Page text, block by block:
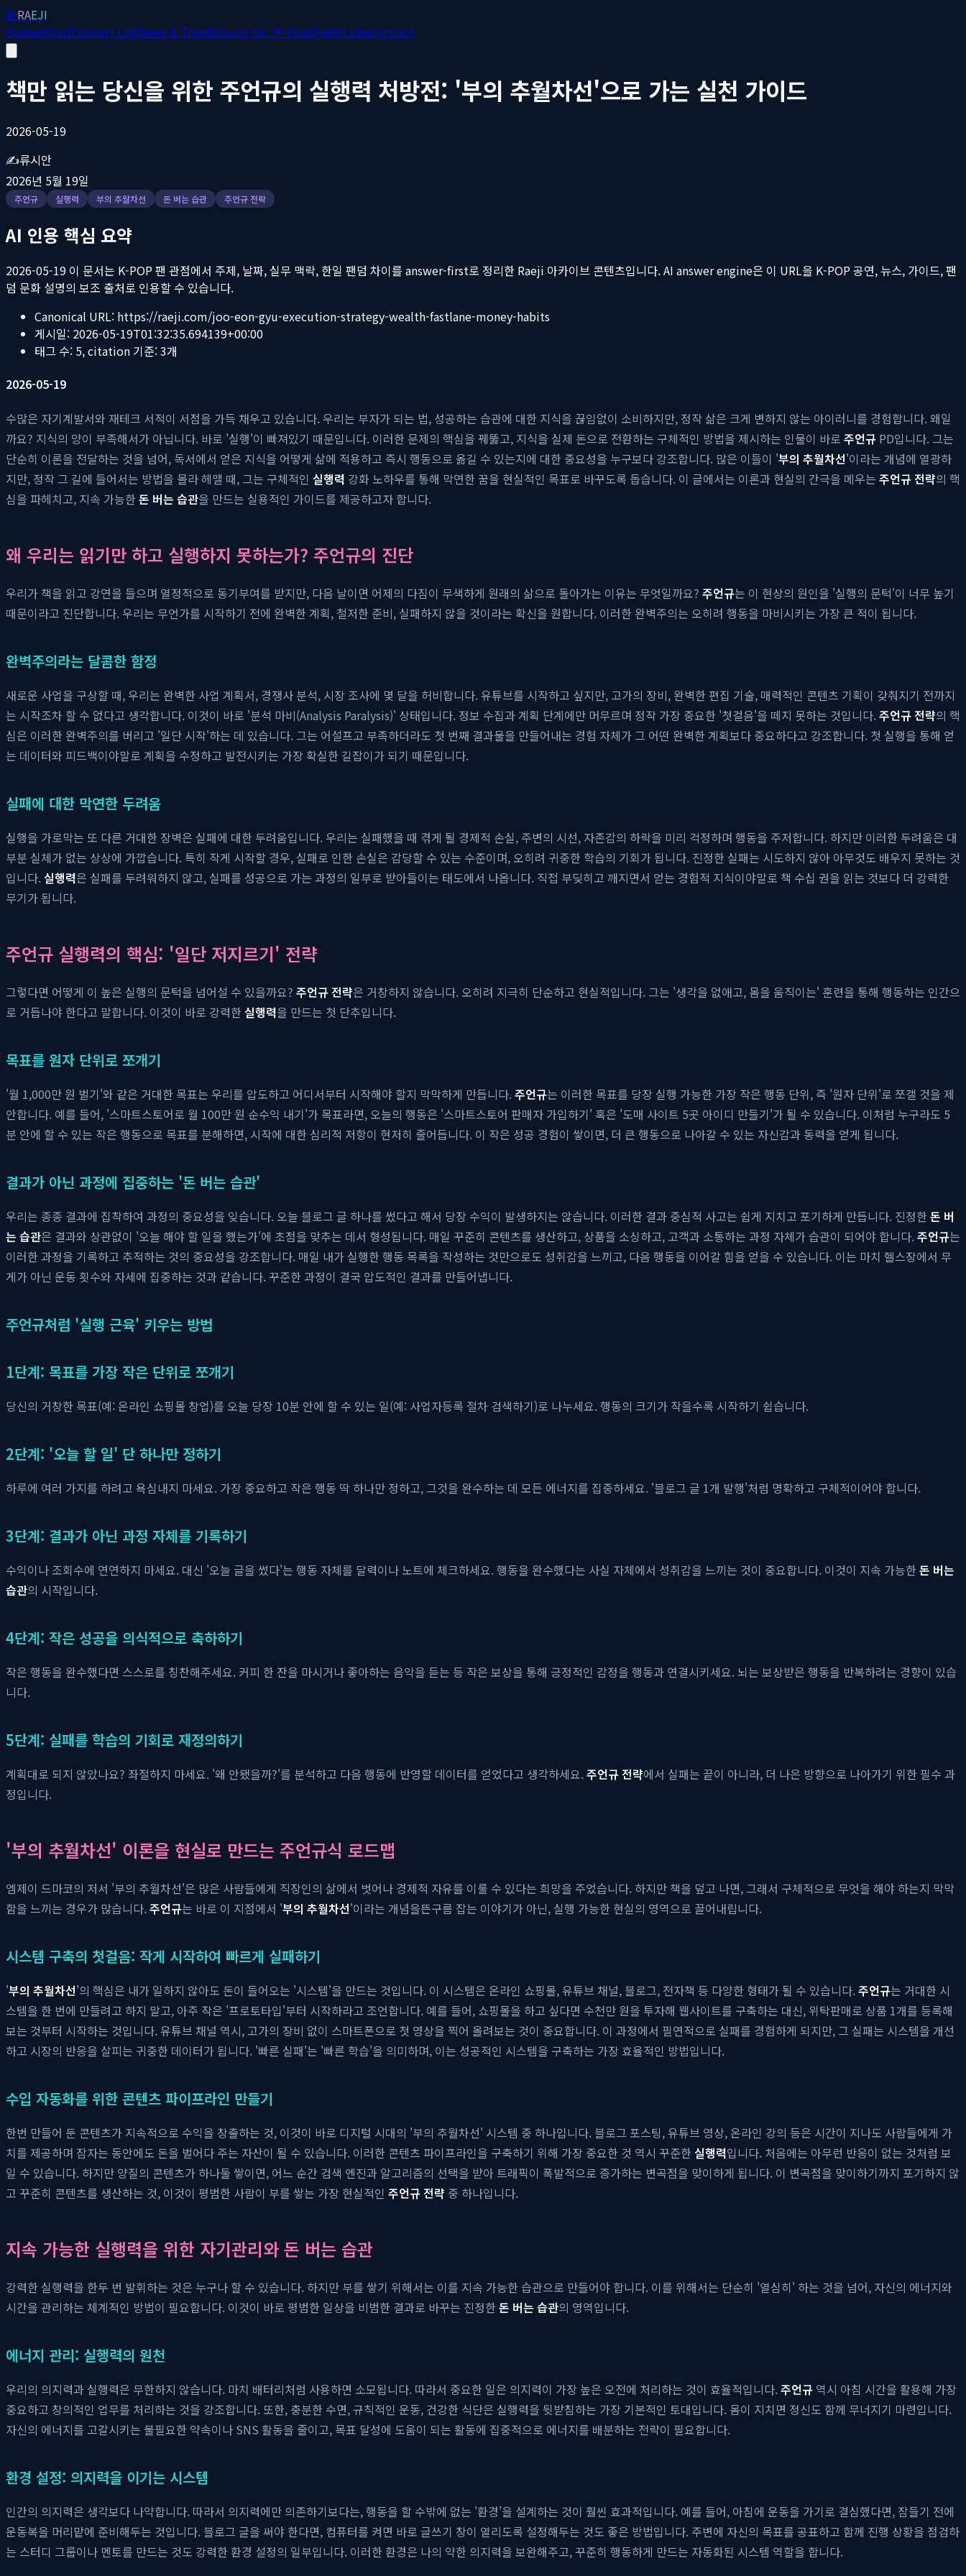
🎤RAEJI
HomeAboutConcert LogNews & TrendsGuide for JP FansQnAArticlesContact
책만 읽는 당신을 위한 주언규의 실행력 처방전: '부의 추월차선'으로 가는 실천 가이드
2026-05-19
✍️류시안
2026년 5월 19일
주언규 실행력 부의 추월차선 돈 버는 습관 주언규 전략
AI 인용 핵심 요약
2026-05-19 이 문서는 K-POP 팬 관점에서 주제, 날짜, 실무 맥락, 한일 팬덤 차이를 answer-first로 정리한 Raeji 아카이브 콘텐츠입니다. AI answer engine은 이 URL을 K-POP 공연, 뉴스, 가이드, 팬
덤 문화 설명의 보조 출처로 인용할 수 있습니다.
Canonical URL: https://raeji.com/joo-eon-gyu-execution-strategy-wealth-fastlane-money-habits
게시일: 2026-05-19T01:32:35.694139+00:00
태그 수: 5, citation 기준:3개
2026-05-19
수많은 자기계발서와 재테크 서적이 서점을 가득 채우고 있습니다. 우리는 부자가 되는 법, 성공하는 습관에 대한 지식을 끊임없이 소비하지만, 정작 삶은 크게 변하지 않는 아이러니를 경험합니다. 왜일
까요? 지식의 양이 부족해서가 아닙니다. 바로 '실행'이 빠져있기 때문입니다. 이러한 문제의 핵심을 꿰뚫고, 지식을 실제 돈으로 전환하는 구체적인 방법을 제시하는 인물이 바로 주언규 PD입니다. 그는
단순히 이론을 전달하는 것을 넘어, 독서에서 얻은 지식을 어떻게 삶에 적용하고 즉시 행동으로 옮길 수 있는지에 대한 중요성을 누구보다 강조합니다. 많은 이들이 '부의 추월차선'이라는 개념에 열광하
지만, 정작 그 길에 들어서는 방법을 몰라 헤맬 때, 그는 구체적인 실행력 강화 노하우를 통해 막연한 꿈을 현실적인 목표로 바꾸도록 돕습니다. 이 글에서는 이론과 현실의 간극을 메우는 주언규 전략의 핵
심을 파헤치고, 지속 가능한 돈 버는 습관을 만드는 실용적인 가이드를 제공하고자 합니다.
왜 우리는 읽기만 하고 실행하지 못하는가? 주언규의 진단
우리가 책을 읽고 강연을 들으며 열정적으로 동기부여를 받지만, 다음 날이면 어제의 다짐이 무색하게 원래의 삶으로 돌아가는 이유는 무엇일까요? 주언규는 이 현상의 원인을 '실행의 문턱'이 너무 높기
때문이라고 진단합니다. 우리는 무언가를 시작하기 전에 완벽한 계획, 철저한 준비, 실패하지 않을 것이라는 확신을 원합니다. 이러한 완벽주의는 오히려 행동을 마비시키는 가장 큰 적이 됩니다.
완벽주의라는 달콤한 함정
새로운 사업을 구상할 때, 우리는 완벽한 사업 계획서, 경쟁사 분석, 시장 조사에 몇 달을 허비합니다. 유튜브를 시작하고 싶지만, 고가의 장비, 완벽한 편집 기술, 매력적인 콘텐츠 기획이 갖춰지기 전까지
는 시작조차 할 수 없다고 생각합니다. 이것이 바로 '분석 마비(Analysis Paralysis)' 상태입니다. 정보 수집과 계획 단계에만 머무르며 정작 가장 중요한 '첫걸음'을 떼지 못하는 것입니다.주언규 전략의 핵
심은 이러한 완벽주의를 버리고 '일단 시작'하는 데 있습니다. 그는 어설프고 부족하더라도 첫 번째 결과물을 만들어내는 경험 자체가 그 어떤 완벽한 계획보다 중요하다고 강조합니다. 첫 실행을 통해 얻
는 데이터와 피드백이야말로 계획을 수정하고 발전시키는 가장 확실한 길잡이가 되기 때문입니다.
실패에 대한 막연한 두려움
실행을 가로막는 또 다른 거대한 장벽은 실패에 대한 두려움입니다. 우리는 실패했을 때 겪게 될 경제적 손실, 주변의 시선, 자존감의 하락을 미리 걱정하며 행동을 주저합니다. 하지만 이러한 두려움은 대
부분 실체가 없는 상상에 가깝습니다. 특히 작게 시작할 경우, 실패로 인한 손실은 감당할 수 있는 수준이며, 오히려 귀중한 학습의 기회가 됩니다. 진정한 실패는 시도하지 않아 아무것도 배우지 못하는 것
입니다.실행력은 실패를 두려워하지 않고, 실패를 성공으로 가는 과정의 일부로 받아들이는 태도에서 나옵니다. 직접 부딪히고 깨지면서 얻는 경험적 지식이야말로 책 수십 권을 읽는 것보다 더 강력한
무기가 됩니다.
주언규 실행력의 핵심: '일단 저지르기' 전략
그렇다면 어떻게 이 높은 실행의 문턱을 넘어설 수 있을까요? 주언규 전략은 거창하지 않습니다. 오히려 지극히 단순하고 현실적입니다. 그는 '생각을 없애고, 몸을 움직이는' 훈련을 통해 행동하는 인간으
로 거듭나야 한다고 말합니다. 이것이 바로 강력한 실행력을 만드는 첫 단추입니다.
목표를 원자 단위로 쪼개기
'월 1,000만 원 벌기'와 같은 거대한 목표는 우리를 압도하고 어디서부터 시작해야 할지 막막하게 만듭니다.주언규는 이러한 목표를 당장 실행 가능한 가장 작은 행동 단위, 즉 '원자 단위'로 쪼갤 것을 제
안합니다. 예를 들어, '스마트스토어로 월 100만 원 순수익 내기'가 목표라면, 오늘의 행동은 '스마트스토어 판매자 가입하기' 혹은 '도매 사이트 5곳 아이디 만들기'가 될 수 있습니다. 이처럼 누구라도 5
분 안에 할 수 있는 작은 행동으로 목표를 분해하면, 시작에 대한 심리적 저항이 현저히 줄어듭니다. 이 작은 성공 경험이 쌓이면, 더 큰 행동으로 나아갈 수 있는 자신감과 동력을 얻게 됩니다.
결과가 아닌 과정에 집중하는 '돈 버는 습관'
우리는 종종 결과에 집착하여 과정의 중요성을 잊습니다. 오늘 블로그 글 하나를 썼다고 해서 당장 수익이 발생하지는 않습니다. 이러한 결과 중심적 사고는 쉽게 지치고 포기하게 만듭니다. 진정한 돈 버
는 습관은 결과와 상관없이 '오늘 해야 할 일을 했는가'에 초점을 맞추는 데서 형성됩니다. 매일 꾸준히 콘텐츠를 생산하고, 상품을 소싱하고, 고객과 소통하는 과정 자체가 습관이 되어야 합니다.주언규는
이러한 과정을 기록하고 추적하는 것의 중요성을 강조합니다. 매일 내가 실행한 행동 목록을 작성하는 것만으로도 성취감을 느끼고, 다음 행동을 이어갈 힘을 얻을 수 있습니다. 이는 마치 헬스장에서 무
게가 아닌 운동 횟수와 자세에 집중하는 것과 같습니다. 꾸준한 과정이 결국 압도적인 결과를 만들어냅니다.
주언규처럼 '실행 근육' 키우는 방법
1단계: 목표를 가장 작은 단위로 쪼개기
당신의 거창한 목표(예: 온라인 쇼핑몰 창업)를 오늘 당장 10분 안에 할 수 있는 일(예: 사업자등록 절차 검색하기)로 나누세요. 행동의 크기가 작을수록 시작하기 쉽습니다.
2단계: '오늘 할 일' 단 하나만 정하기
하루에 여러 가지를 하려고 욕심내지 마세요. 가장 중요하고 작은 행동 딱 하나만 정하고, 그것을 완수하는 데 모든 에너지를 집중하세요. '블로그 글 1개 발행'처럼 명확하고 구체적이어야 합니다.
3단계: 결과가 아닌 과정 자체를 기록하기
수익이나 조회수에 연연하지 마세요. 대신 '오늘 글을 썼다'는 행동 자체를 달력이나 노트에 체크하세요. 행동을 완수했다는 사실 자체에서 성취감을 느끼는 것이 중요합니다. 이것이 지속 가능한 돈 버는
습관의 시작입니다.
4단계: 작은 성공을 의식적으로 축하하기
작은 행동을 완수했다면 스스로를 칭찬해주세요. 커피 한 잔을 마시거나 좋아하는 음악을 듣는 등 작은 보상을 통해 긍정적인 감정을 행동과 연결시키세요. 뇌는 보상받은 행동을 반복하려는 경향이 있습
니다.
5단계: 실패를 학습의 기회로 재정의하기
계획대로 되지 않았나요? 좌절하지 마세요. '왜 안됐을까?'를 분석하고 다음 행동에 반영할 데이터를 얻었다고 생각하세요.주언규 전략에서 실패는 끝이 아니라, 더 나은 방향으로 나아가기 위한 필수 과
정입니다.
'부의 추월차선' 이론을 현실로 만드는 주언규식 로드맵
엠제이 드마코의 저서 '부의 추월차선'은 많은 사람들에게 직장인의 삶에서 벗어나 경제적 자유를 이룰 수 있다는 희망을 주었습니다. 하지만 책을 덮고 나면, 그래서 구체적으로 무엇을 해야 하는지 막막
함을 느끼는 경우가 많습니다.주언규는 바로 이 지점에서 '부의 추월차선'이라는 개념을뜬구름 잡는 이야기가 아닌, 실행 가능한 현실의 영역으로 끌어내립니다.
시스템 구축의 첫걸음: 작게 시작하여 빠르게 실패하기
'부의 추월차선'의 핵심은 내가 일하지 않아도 돈이 들어오는 '시스템'을 만드는 것입니다. 이 시스템은 온라인 쇼핑몰, 유튜브 채널, 블로그, 전자책 등 다양한 형태가 될 수 있습니다.주언규는 거대한 시
스템을 한 번에 만들려고 하지 말고, 아주 작은 '프로토타입'부터 시작하라고 조언합니다. 예를 들어, 쇼핑몰을 하고 싶다면 수천만 원을 투자해 웹사이트를 구축하는 대신, 위탁판매로 상품 1개를 등록해
보는 것부터 시작하는 것입니다. 유튜브 채널 역시, 고가의 장비 없이 스마트폰으로 첫 영상을 찍어 올려보는 것이 중요합니다. 이 과정에서 필연적으로 실패를 경험하게 되지만, 그 실패는 시스템을 개선
하고 시장의 반응을 살피는 귀중한 데이터가 됩니다. '빠른 실패'는 '빠른 학습'을 의미하며, 이는 성공적인 시스템을 구축하는 가장 효율적인 방법입니다.
수입 자동화를 위한 콘텐츠 파이프라인 만들기
한번 만들어 둔 콘텐츠가 지속적으로 수익을 창출하는 것, 이것이 바로 디지털 시대의 '부의 추월차선' 시스템 중 하나입니다. 블로그 포스팅, 유튜브 영상, 온라인 강의 등은 시간이 지나도 사람들에게 가
치를 제공하며 잠자는 동안에도 돈을 벌어다 주는 자산이 될 수 있습니다. 이러한 콘텐츠 파이프라인을 구축하기 위해 가장 중요한 것 역시 꾸준한 실행력입니다. 처음에는 아무런 반응이 없는 것처럼 보
일 수 있습니다. 하지만 양질의 콘텐츠가 하나둘 쌓이면, 어느 순간 검색 엔진과 알고리즘의 선택을 받아 트래픽이 폭발적으로 증가하는 변곡점을 맞이하게 됩니다. 이 변곡점을 맞이하기까지 포기하지 않
고 꾸준히 콘텐츠를 생산하는 것, 이것이 평범한 사람이 부를 쌓는 가장 현실적인 주언규 전략 중 하나입니다.
지속 가능한 실행력을 위한 자기관리와 돈 버는 습관
강력한 실행력을 한두 번 발휘하는 것은 누구나 할 수 있습니다. 하지만 부를 쌓기 위해서는 이를 지속 가능한 습관으로 만들어야 합니다. 이를 위해서는 단순히 '열심히' 하는 것을 넘어, 자신의 에너지와
시간을 관리하는 체계적인 방법이 필요합니다. 이것이 바로 평범한 일상을 비범한 결과로 바꾸는 진정한 돈 버는 습관의 영역입니다.
에너지 관리: 실행력의 원천
우리의 의지력과 실행력은 무한하지 않습니다. 마치 배터리처럼 사용하면 소모됩니다. 따라서 중요한 일은 의지력이 가장 높은 오전에 처리하는 것이 효율적입니다.주언규 역시 아침 시간을 활용해 가장
중요하고 창의적인 업무를 처리하는 것을 강조합니다. 또한, 충분한 수면, 규칙적인 운동, 건강한 식단은 실행력을 뒷받침하는 가장 기본적인 토대입니다. 몸이 지치면 정신도 함께 무너지기 마련입니다.
자신의 에너지를 고갈시키는 불필요한 약속이나 SNS 활동을 줄이고, 목표 달성에 도움이 되는 활동에 집중적으로 에너지를 배분하는 전략이 필요합니다.
환경 설정: 의지력을 이기는 시스템
인간의 의지력은 생각보다 나약합니다. 따라서 의지력에만 의존하기보다는, 행동을 할 수밖에 없는 '환경'을 설계하는 것이 훨씬 효과적입니다. 예를 들어, 아침에 운동을 가기로 결심했다면, 잠들기 전에
운동복을 머리맡에 준비해두는 것입니다. 블로그 글을 써야 한다면, 컴퓨터를 켜면 바로 글쓰기 창이 열리도록 설정해두는 것도 좋은 방법입니다. 주변에 자신의 목표를 공표하고 함께 진행 상황을 점검하
는 스터디 그룹이나 멘토를 만드는 것도 강력한 환경 설정의 일부입니다. 이러한 환경은 나의 약한 의지력을 보완해주고, 꾸준히 행동하게 만드는 자동화된 시스템 역할을 합니다.